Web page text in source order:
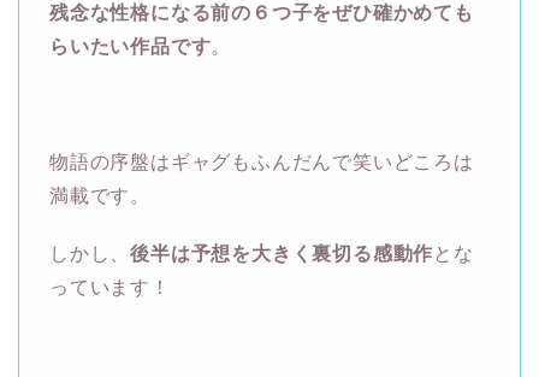
残念な性格になる前の６つ子をぜひ確かめても
らいたい作品です。
物語の序盤はギャグもふんだんで笑いどころは
満載です。
しかし、後半は予想を大きく裏切る感動作 とな
っています！